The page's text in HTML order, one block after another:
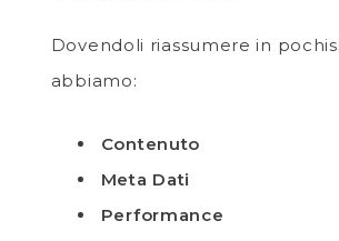
Dovendoli riassumere in
abbiamo:
Contenuto
Meta Dati
Performance